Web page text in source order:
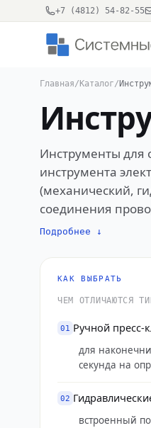
+7 (4812) 54-82-55
Главная/ Каталог/
Инструменты для
инструмента
(механический,
соединения
(стрипперы для
мм²);
гидравлические
оконцевателей.
гидравлический
Подробнее ↓
КАК ВЫБРАТЬ
ЧЕМ ОТЛИЧАЮТСЯ
01 Ручной пресс-
для
секунда на
02
встроенный